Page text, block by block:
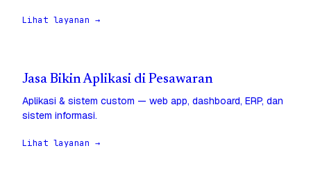
Lihat layanan →
Jasa Bikin Aplikasi di Pesawaran
Aplikasi & sistem custom — web app, dashboard, ERP, dan
sistem informasi.
Lihat layanan →